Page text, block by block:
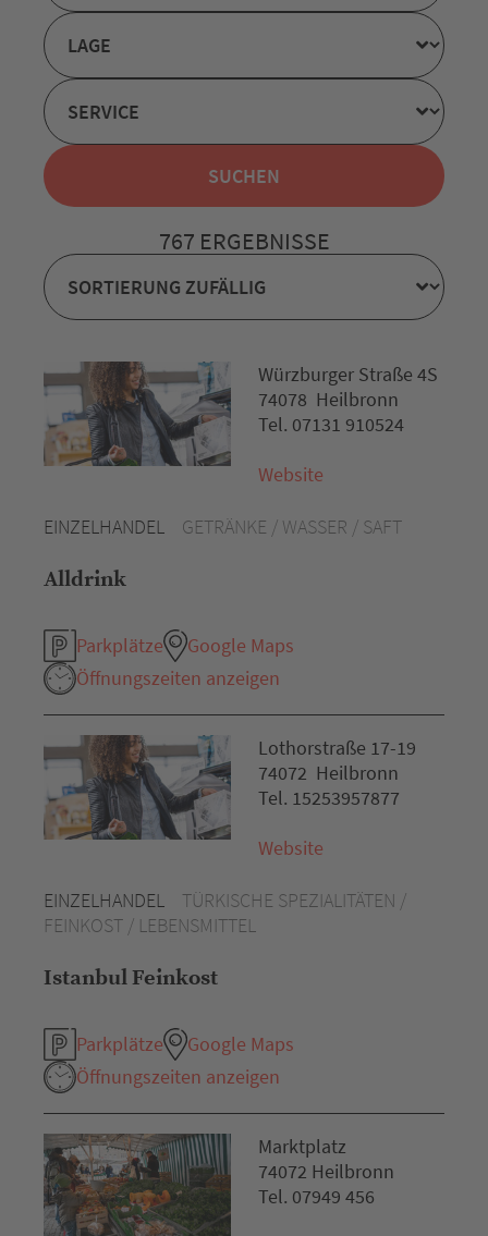
767 ERGEBNISSE
EINZELHANDEL GETRÄNKE / WASSER / SAFT
Alldrink
Parkplätze
Google Maps
Öffnungszeiten anzeigen
Würzburger Straße 4S
74078 Heilbronn
Tel. 07131 910524
Website
EINZELHANDEL
TÜRKISCHE SPEZIALITÄTEN /
FEINKOST / LEBENSMITTEL
Istanbul Feinkost
Parkplätze
Google Maps
Öffnungszeiten anzeigen
Lothorstraße 17-19
74072 Heilbronn
Tel. 15253957877
Website
Marktplatz
74072 Heilbronn
Tel. 07949 456